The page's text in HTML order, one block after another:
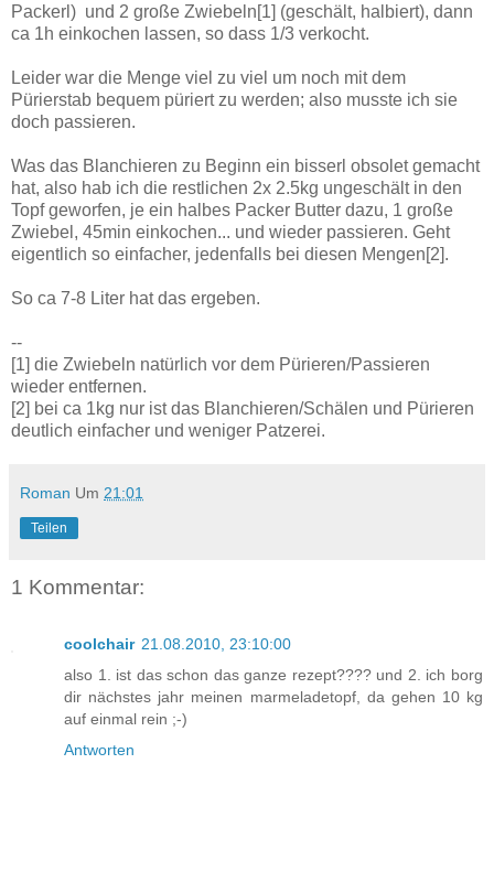
Packerl) und 2 große Zwiebeln[1] (geschält, halbiert), dann
ca 1h einkochen lassen, so dass 1/3 verkocht.
Leider war die Menge viel zu viel um noch mit dem
Pürierstab bequem püriert zu werden; also musste ich sie
doch passieren.
Was das Blanchieren zu Beginn ein bisserl obsolet gemacht
hat, also hab ich die restlichen 2x 2.5kg ungeschält in den
Topf geworfen, je ein halbes Packer Butter dazu, 1 große
Zwiebel, 45min einkochen... und wieder passieren. Geht
eigentlich so einfacher, jedenfalls bei diesen Mengen[2].
So ca 7-8 Liter hat das ergeben.
--
[1] die Zwiebeln natürlich vor dem Pürieren/Passieren
wieder entfernen.
[2] bei ca 1kg nur ist das Blanchieren/Schälen und Pürieren
deutlich einfacher und weniger Patzerei.
Roman Um 21:01
Teilen
1 Kommentar:
coolchair 21.08.2010, 23:10:00
also 1. ist das schon das ganze rezept???? und 2. ich borg
dir nächstes jahr meinen marmeladetopf, da gehen 10 kg
auf einmal rein ;-)
Antworten